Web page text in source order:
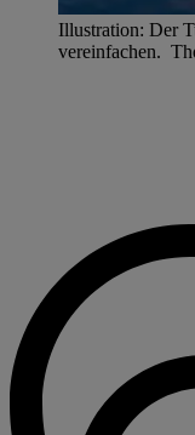
Illustration: Der
vereinfachen.